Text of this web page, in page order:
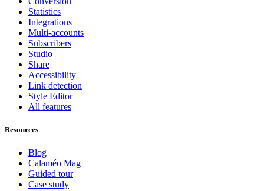
Statistics
Integrations
Multi-accounts
Subscribers
Studio
Share
Accessibility
Link detection
Style Editor
All features
Resources
Blog
Calaméo Mag
Guided tour
Case study